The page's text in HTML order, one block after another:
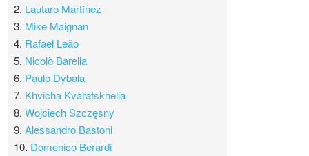
2. Lautaro Martínez
3. Mike Maignan
4. Rafael Leão
5. Nicolò Barella
6. Paulo Dybala
7. Khvicha Kvaratskhelia
8.Wojciech Szczęsny
9.Alessandro Bastoni
10. Domenico Berardi